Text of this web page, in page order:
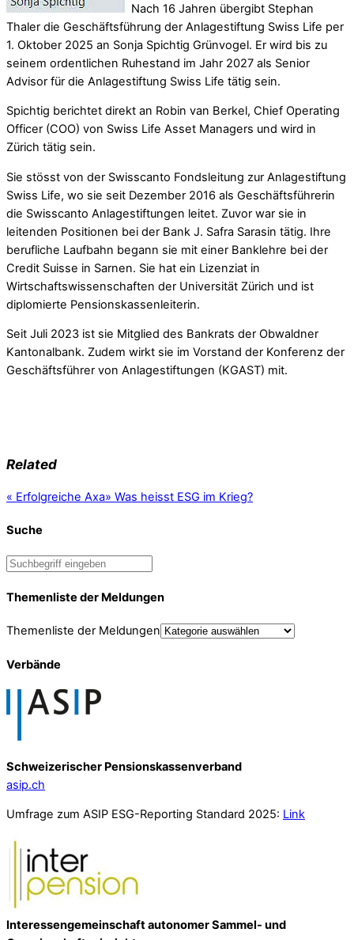
Nach 16 Jahren übergibt Stephan
Thaler die Geschäftsführung der Anlagestiftung Swiss Life per
1. Oktober 2025 an Sonja Spichtig Grünvogel. Er wird bis zu
seinem ordentlichen Ruhestand im Jahr 2027 als Senior
Advisor für die Anlagestiftung Swiss Life tätig sein.
Spichtig berichtet direkt an Robin van Berkel, Chief Operating
Officer (COO) von Swiss Life Asset Managers und wird in
Zürich tätig sein.
Sie stösst von der Swisscanto Fondsleitung zur Anlagestiftung
Swiss Life, wo sie seit Dezember 2016 als Geschäftsführerin
die Swisscanto Anlagestiftungen leitet. Zuvor war sie in
leitenden Positionen bei der Bank J. Safra Sarasin tätig. Ihre
berufliche Laufbahn begann sie mit einer Banklehre bei der
Credit Suisse in Sarnen. Sie hat ein Lizenziat in
Wirtschaftswissenschaften der Universität Zürich und ist
diplomierte Pensionskassenleiterin.
Seit Juli 2023 ist sie Mitglied des Bankrats der Obwaldner
Kantonalbank. Zudem wirkt sie im Vorstand der Konferenz der
Geschäftsführer von Anlagestiftungen (KGAST) mit.
Related
« Erfolgreiche Axa» Was heisst ESG im Krieg?
Suche
Themenliste der Meldungen
Themenliste der Meldungen
Verbände
Schweizerischer Pensionskassenverband
asip.ch
Umfrage zum ASIP ESG-Reporting Standard 2025: Link
Interessengemeinschaft autonomer Sammel- und